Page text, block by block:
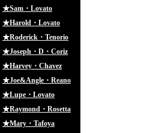
★Sam・Lovato
★Harold・Lovato
★Roderick・Tenorio
★Joseph・D・Coriz
★Harvey・Chavez
★Joe&Angle・Reano
★Lupe・Lovato
★Raymond・Rosetta
★Mary・Tafoya